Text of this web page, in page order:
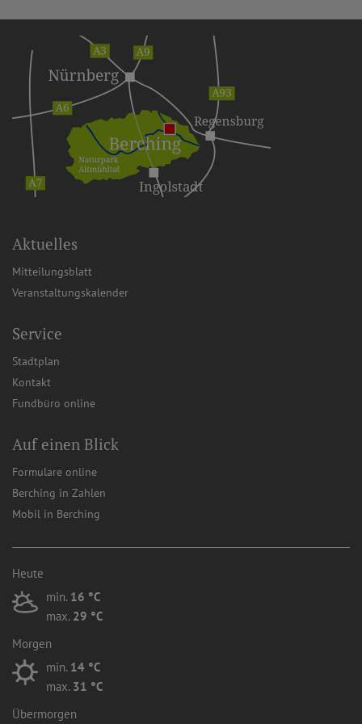
Aktuelles
Mitteilungsblatt
Veranstaltungskalender
Service
Stadtplan
Kontakt
Fundbüro online
Auf einen Blick
Formulare online
Berching in Zahlen
Mobil in Berching
Heute
min. 16 °C
max. 29 °C
Morgen
min. 14 °C
max. 31 °C
Übermorgen